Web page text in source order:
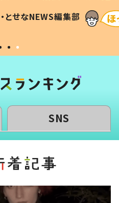
は #令和の親
とせなNEWS編集部 「涙が
い」
SNS